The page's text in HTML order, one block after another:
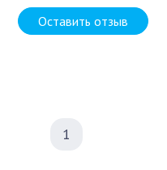
Оставить отзыв
1